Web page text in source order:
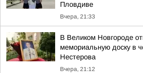
Пловдиве
Вчера, 21:33
В Великом Новгороде
мемориальную доску в
Нестерова
Вчера, 21:12